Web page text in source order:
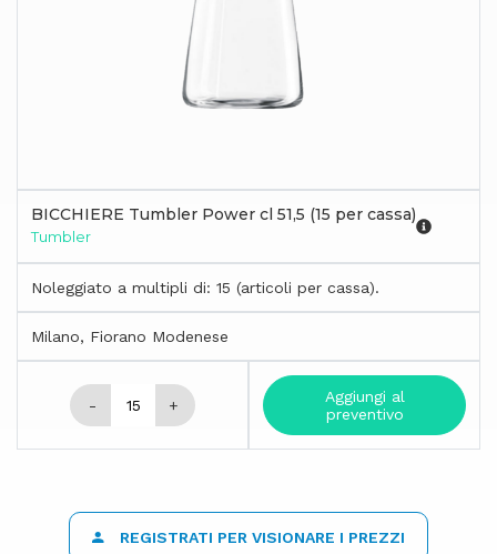
BICCHIERE Tumbler Power cl 51,5 (15 per cassa)
Tumbler
Noleggiato a multipli di: 15 (articoli per cassa).
Milano, Fiorano Modenese
- +
Aggiungi al
preventivo
REGISTRATI PER VISIONARE I PREZZI